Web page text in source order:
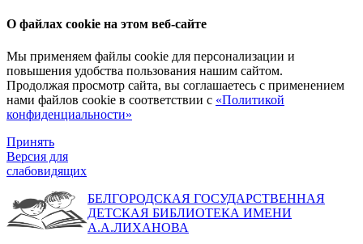
О файлах cookie на этом веб-сайте
Мы применяем файлы cookie для персонализации и
повышения удобства пользования нашим сайтом.
Продолжая просмотр сайта, вы соглашаетесь с применением
нами файлов cookie в соответствии с «Политикой
конфиденциальности»
Принять
Версия для
слабовидящих
БЕЛГОРОДСКАЯ ГОСУДАРСТВЕННАЯ
ДЕТСКАЯ БИБЛИОТЕКА ИМЕНИ
А.А.ЛИХАНОВА